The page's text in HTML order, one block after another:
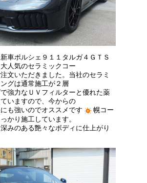
車ポルシェ９１１タルガ４ＧＴＳ
人気のセラミックコー
文いただきました。当社のセラミ
グは通常施工が２層
強力なＵＶフィルターと優れた薬
いますので、今からの
も強いのでオススメです
幌コー
かり施工しています。
みのある艶々なボディに仕上がり